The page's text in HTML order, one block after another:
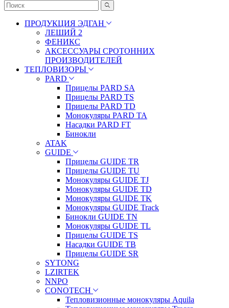
ПРОДУКЦИЯ ЭДГАН
ЛЕШИЙ 2
ФЕНИКС
АКСЕССУАРЫ СРОТОННИХ
ПРОИЗВОДИТЕЛЕЙ
ТЕПЛОВИЗОРЫ
PARD
Прицелы PARD SA
Прицелы PARD TS
Прицелы PARD TD
Монокуляры PARD TA
Насадки PARD FT
Бинокли
ATAK
GUIDE
Прицелы GUIDE TR
Прицелы GUIDE TU
Монокуляры GUIDE TJ
Монокуляры GUIDE TD
Монокуляры GUIDE TK
Монокуляры GUIDE Track
Бинокли GUIDE TN
Монокуляры GUIDE TL
Прицелы GUIDE TS
Насадки GUIDE TB
Прицелы GUIDE SR
SYTONG
LZIRTEK
NNPO
CONOTECH
Тепловизионные монокуляры Aquila